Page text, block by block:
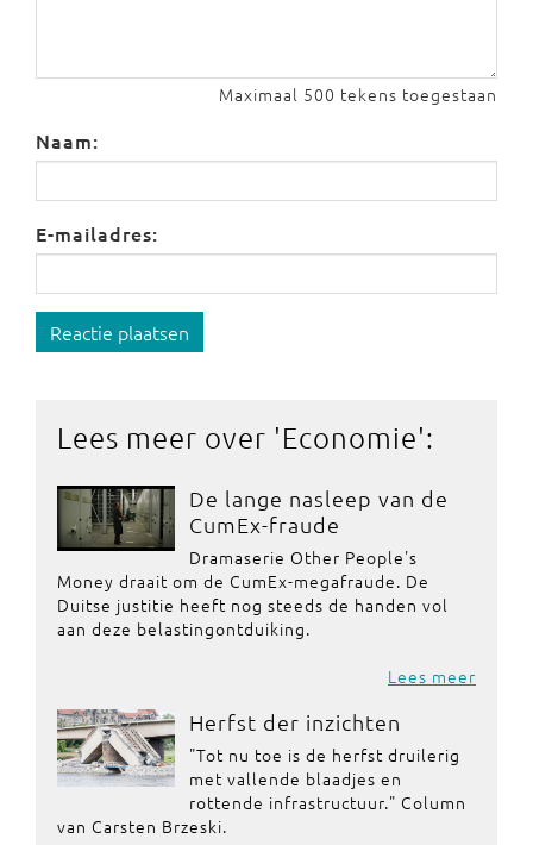
Maximaal 500 tekens toegestaan
Naam:
E-mailadres:
Reactie plaatsen
Lees meer over 'Economie':
De lange nasleep van de
CumEx-fraude
Dramaserie Other People's
Money draait om de CumEx-megafraude. De
Duitse justitie heeft nog steeds de handen vol
aan deze belastingontduiking.
Lees meer
Herfst der inzichten
"Tot nu toe is de herfst druilerig
met vallende blaadjes en
rottende infrastructuur." Column
van Carsten Brzeski.